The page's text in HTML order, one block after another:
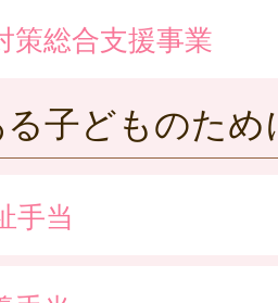
策総合支援事業
子どものため
手当